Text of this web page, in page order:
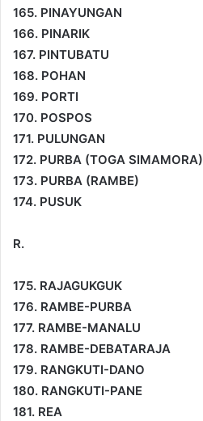
165. PINAYUNGAN
166. PINARIK
167. PINTUBATU
168. POHAN
169. PORTI
170. POSPOS
171. PULUNGAN
172. PURBA (TOGA SIMAMORA)
173. PURBA (RAMBE)
174. PUSUK
R.
175. RAJAGUKGUK
176. RAMBE-PURBA
177. RAMBE-MANALU
178. RAMBE-DEBATARAJA
179. RANGKUTI-DANO
180. RANGKUTI-PANE
181. REA